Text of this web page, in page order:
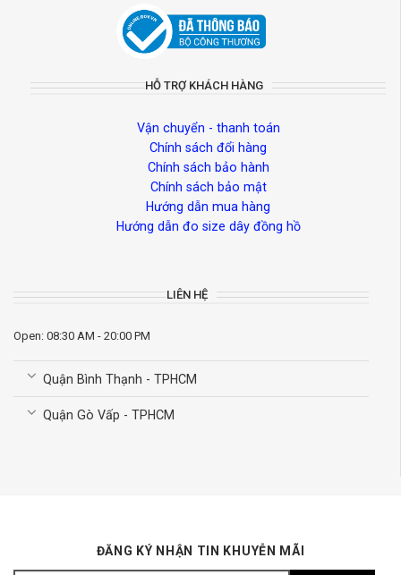
HỖ TRỢ KHÁCH HÀNG
Vận chuyển - thanh toán
Chính sách đổi hàng
Chính sách bảo hành
Chính sách bảo mật
Hướng dẫn mua hàng
Hướng dẫn đo size dây đồng hồ
LIÊN HỆ
Open: 08:30 AM - 20:00 PM
Quận Bình Thạnh - TPHCM
Quận Gò Vấp - TPHCM
ĐĂNG KÝ NHẬN TIN KHUYỄN MÃI